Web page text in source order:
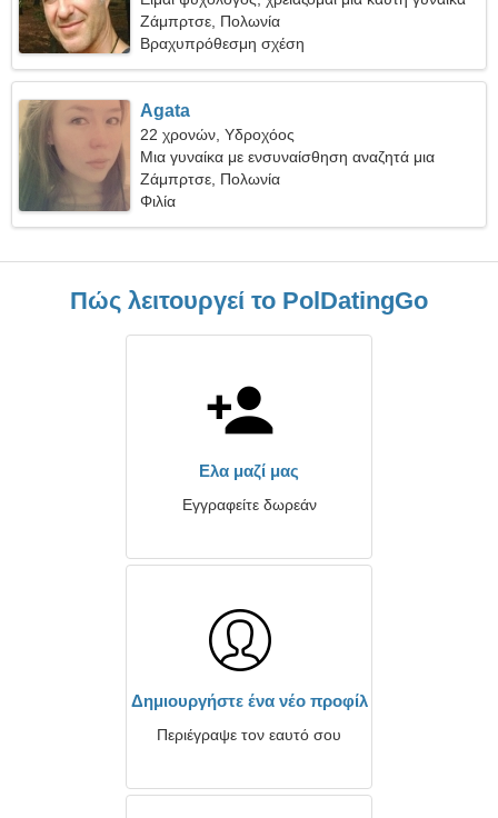
Ζάμπρτσε, Πολωνία
Βραχυπρόθεσμη σχέση
Agata
22 χρονών, Υδροχόος
Μια γυναίκα με ενσυναίσθηση αναζητά μια
πραγματική σχέση
Ζάμπρτσε, Πολωνία
Φιλία
Πώς λειτουργεί το PolDatingGo
Ελα μαζί μας
Εγγραφείτε δωρεάν
Δημιουργήστε ένα νέο προφίλ
Περιέγραψε τον εαυτό σου